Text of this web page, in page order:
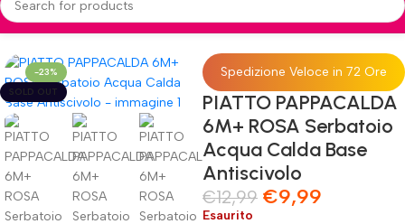
PAPPACALDA 6M+ ROSA Serbatoio Acqua Calda Base Antiscivolo
-23%
SOLD OUT
Spedizione Veloce in 72 Ore
PIATTO PAPPACALDA
6M+ ROSA Serbatoio
Acqua Calda Base
Antiscivolo
€12,99 €9,99
Esaurito